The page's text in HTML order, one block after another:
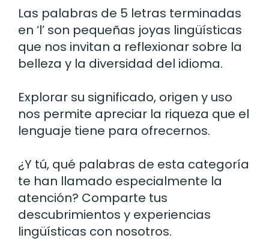
Las palabras de 5 letras terminadas
en ‘l’ son pequeñas joyas lingüísticas
que nos invitan a reflexionar sobre la
belleza y la diversidad del idioma.
Explorar su significado, origen y uso
nos permite apreciar la riqueza que el
lenguaje tiene para ofrecernos.
¿Y tú, qué palabras de esta categoría
te han llamado especialmente la
atención? Comparte tus
descubrimientos y experiencias
lingüísticas con nosotros.